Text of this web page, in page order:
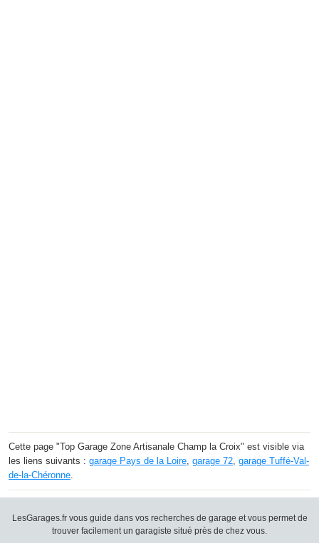
Cette page "Top Garage Zone Artisanale Champ la Croix" est visible via
les liens suivants : garage Pays de la Loire, garage 72, garage Tuffé-Val-
de-la-Chéronne.
LesGarages.fr vous guide dans vos recherches de garage et vous permet de
trouver facilement un garagiste situé près de chez vous.